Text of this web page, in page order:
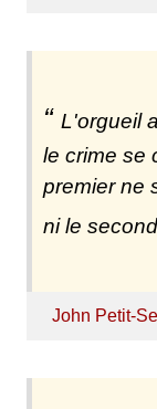
L'orgueil
le crime se
premier ne
ni le
John Petit-